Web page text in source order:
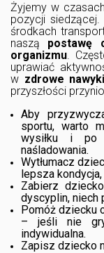
Żyjemy w
pozycji
środkach
naszą postawę
organizmu.
uprawiać
w zdrowe
przyszłości
Aby
sportu, warto
wysiłku i po
naśladowania.
Wytłumacz
lepsza
Zabierz
dyscyplin, niech
Pomóż dziecku
– jeśli nie
indywidualna.
Zapisz dziecko